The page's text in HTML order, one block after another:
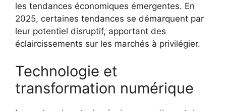
les tendances économiques émergentes. En
2025, certaines tendances se démarquent par
leur potentiel disruptif, apportant des
éclaircissements sur les marchés à privilégier.
Technologie et
transformation numérique